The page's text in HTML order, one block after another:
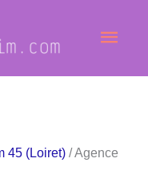
45 (Loiret) / Agence